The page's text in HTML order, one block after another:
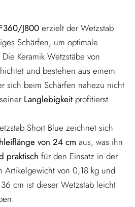
J800 erzielt der Wetzstab
Schärfen, um optimale
Keramik Wetzstäbe von
und bestehen aus einem
sich beim Schärfen nahezu nicht
Langlebigkeit profitierst.
Short Blue zeichnet sich
von 24 cm aus, was ihn
praktisch für den Einsatz in der
Artikelgewicht von 0,18 kg und
cm ist dieser Wetzstab leicht